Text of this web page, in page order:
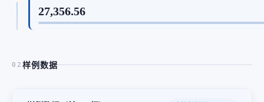
27,356.56
02 样例数据